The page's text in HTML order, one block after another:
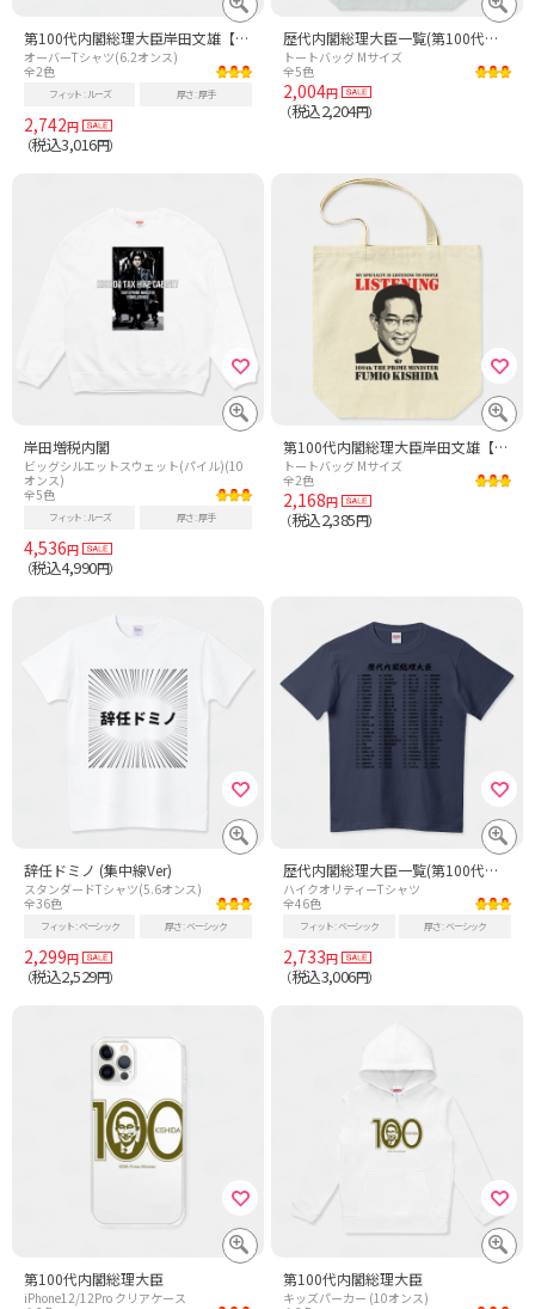
第100代内閣総理大臣岸田文雄【時事・政治】
オーバーTシャツ(6.2オンス)
全2色
フィット ルーズ 厚さ 厚手
2,742円
（税込3,016円）
歴代内閣総理大臣一覧(第100代岸田文雄まで)
トートバッグ Mサイズ
全5色
2,004円
（税込2,204円）
岸田増税内閣
ビッグシルエットスウェット(パイル)(10
オンス)
全5色
フィット ルーズ 厚さ 厚手
4,536円
（税込4,990円）
第100代内閣総理大臣岸田文雄【時事・政治】
トートバッグ Mサイズ
全2色
2,168円
（税込2,385円）
辞任ドミノ (集中線Ver)
スタンダードTシャツ(5.6オンス)
全36色
フィット ベーシック 厚さ ベーシック
2,299円
（税込2,529円）
歴代内閣総理大臣一覧(第100代岸田文雄まで)
ハイクオリティーTシャツ
全46色
フィット ベーシック 厚さ ベーシック
2,733円
（税込3,006円）
第100代内閣総理大臣
iPhone12/12Pro クリアケース
第100代内閣総理大臣
キッズパーカー (10オンス)